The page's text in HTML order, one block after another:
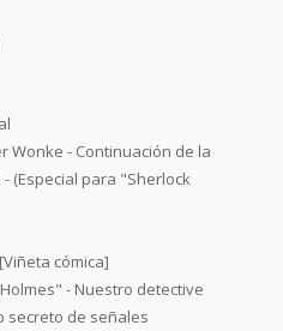
Wonke - Continuación de la
(Especial para "Sherlock
cómica]
- Nuestro detective
secreto de señales